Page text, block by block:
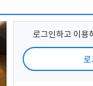
로그인하고 이용
로